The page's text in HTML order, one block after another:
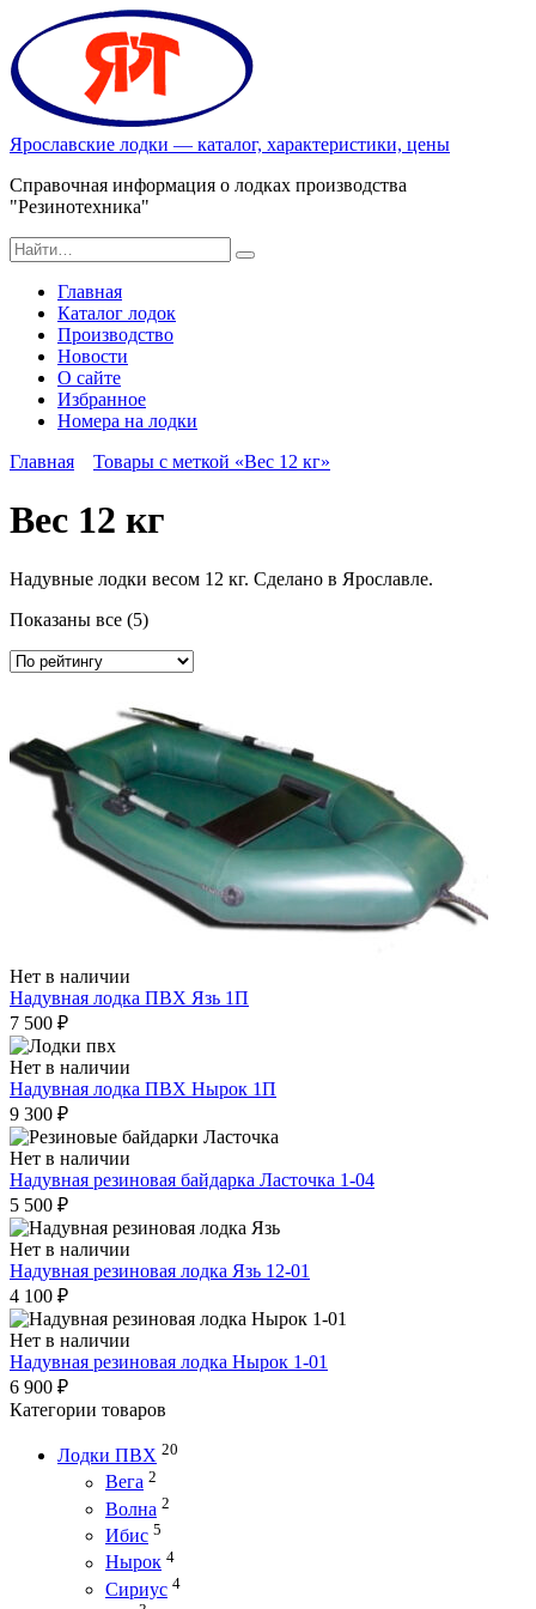
Перейти
содержанию
Ярославские лодки — каталог, характеристики, цены
Справочная информация о лодках производства
"Резинотехника"
Search
for:
Главная
Каталог лодок
Производство
Новости
О сайте
Избранное
Номера на лодки
Главная
Товары с меткой «Вес 12 кг»
Вес 12 кг
Надувные лодки весом 12 кг. Сделано в Ярославле.
Показаны все (5)Сортировка:
рейтингу
Нет в наличии
Надувная лодка ПВХ Язь 1П
7 500 ₽
Нет в наличии
Надувная лодка ПВХ Нырок 1П
9 300 ₽
Нет в наличии
Надувная резиновая байдарка Ласточка 1-04
5 500 ₽
Нет в наличии
Надувная резиновая лодка Язь 12-01
4 100 ₽
Нет в наличии
Надувная резиновая лодка Нырок 1-01
6 900 ₽
Категории товаров
Лодки ПВХ 20
Вега 2
Волна 2
Ибис 5
Нырок 4
Сириус 4